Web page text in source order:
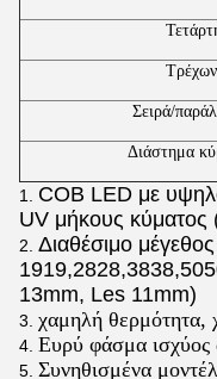
Τρέχων
Σειρά/
Διάστημα
COB LED με
UV μήκους
Διαθέσιμο
13mm, Les 11mm)
χαμηλή θερμότητα,
Ευρύ φάσμα
Συνηθισμένα